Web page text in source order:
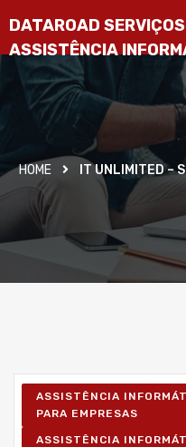
HOME IT UNLIMITED –
ASSISTÊNCIA
PARA EMPRESAS
ASSISTÊNCIA